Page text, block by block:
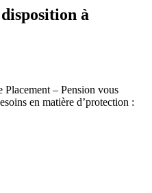
disposition à
– Pension vous
en matière d’protection :